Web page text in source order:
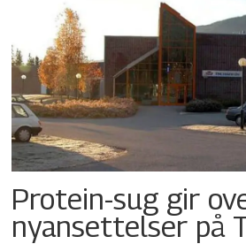
Protein-sug gir
nyansettelser på